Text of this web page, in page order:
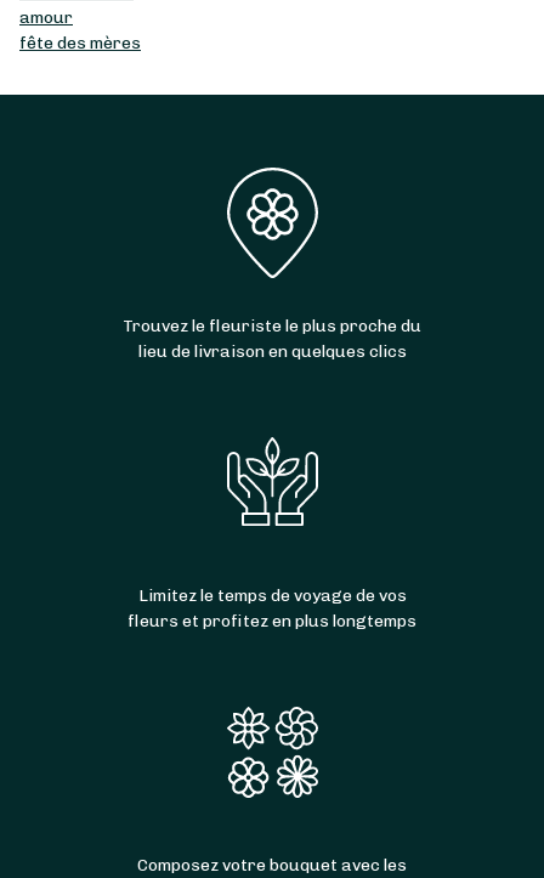
amour
fête des mères
Trouvez le fleuriste le plus proche du
lieu de livraison en quelques clics
Limitez le temps de voyage de vos
fleurs et profitez en plus longtemps
Composez votre bouquet avec les